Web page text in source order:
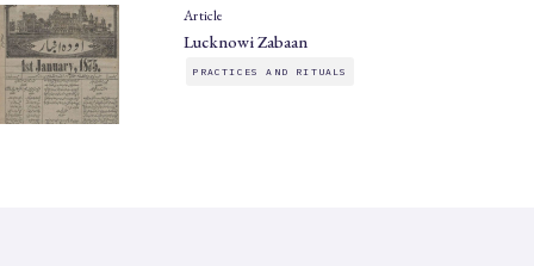
Article
Lucknowi Zabaan
PRACTICES AND RITUALS